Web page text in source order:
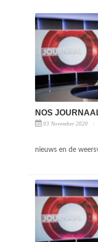
NOS
03 November 2020
nieuws en de